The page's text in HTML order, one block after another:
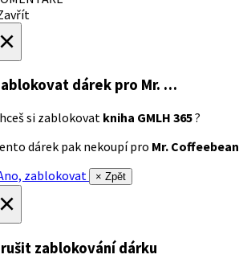
dárek pro Mr. …
si zablokovat kniha GMLH 365?
dárek pak nekoupí pro Mr. Coffeebean
zablokovat
× Zpět
zablokování dárku